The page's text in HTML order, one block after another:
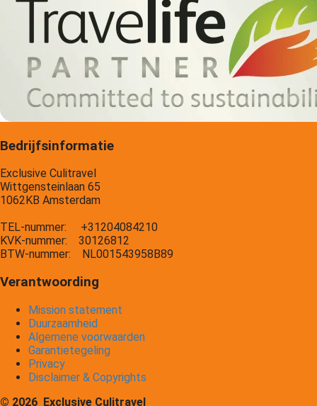
Bedrijfsinformatie
Exclusive Culitravel
Wittgensteinlaan 65
1062KB Amsterdam
TEL-nummer: +31204084210
KVK-nummer: 30126812
BTW-nummer: NL001543958B89
Verantwoording
Mission statement
Duurzaamheid
Algemene voorwaarden
Garantietegeling
Privacy
Disclaimer & Copyrights
© 2026 Exclusive Culitravel